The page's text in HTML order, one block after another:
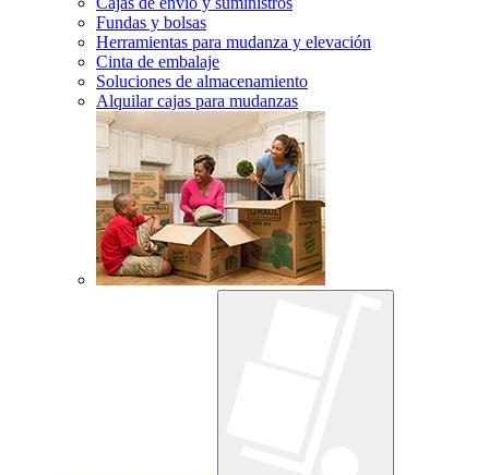
Fundas y bolsas
Herramientas para mudanza y elevación
Cinta de embalaje
Soluciones de almacenamiento
Alquilar cajas para mudanzas